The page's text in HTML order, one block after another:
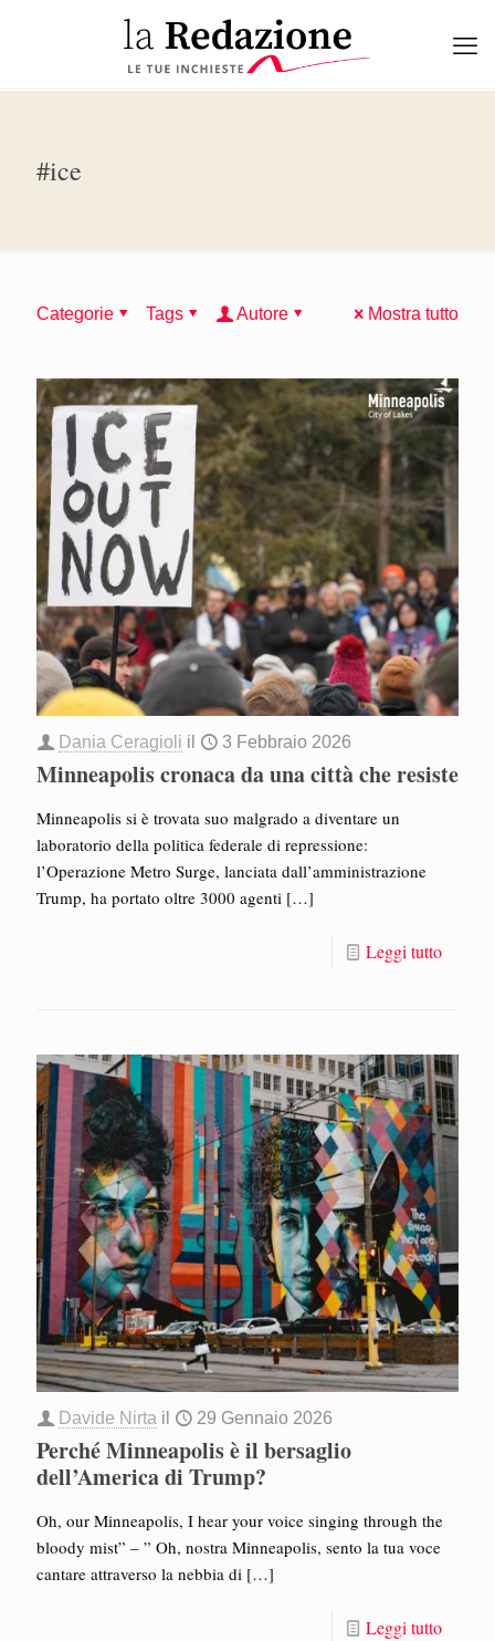
#ice
Categorie Tags Autore Mostra tutto
Dania Ceragioli il 3 Febbraio 2026
Minneapolis cronaca da una città che resiste
Minneapolis si è trovata suo malgrado a diventare un
laboratorio della politica federale di repressione:
l’Operazione Metro Surge, lanciata dall’amministrazione
Trump, ha portato oltre 3000 agenti […]
Leggi tutto
Davide Nirta il 29 Gennaio 2026
Perché Minneapolis è il bersaglio
dell’America di Trump?
Oh, our Minneapolis, I hear your voice singing through the
bloody mist” – ” Oh, nostra Minneapolis, sento la tua voce
cantare attraverso la nebbia di […]
Leggi tutto